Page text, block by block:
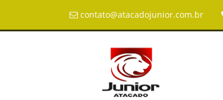
contato@atacadojunior.com.br